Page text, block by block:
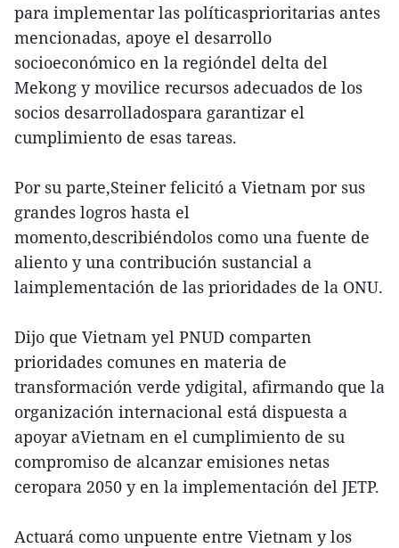
para implementar las políticasprioritarias antes
mencionadas, apoye el desarrollo
socioeconómico en la regióndel delta del
Mekong y movilice recursos adecuados de los
socios desarrolladospara garantizar el
cumplimiento de esas tareas.
Por su parte,Steiner felicitó a Vietnam por sus
grandes logros hasta el
momento,describiéndolos como una fuente de
aliento y una contribución sustancial a
laimplementación de las prioridades de la ONU.
Dijo que Vietnam yel PNUD comparten
prioridades comunes en materia de
transformación verde ydigital, afirmando que la
organización internacional está dispuesta a
apoyar aVietnam en el cumplimiento de su
compromiso de alcanzar emisiones netas
ceropara 2050 y en la implementación del JETP.
Actuará como unpuente entre Vietnam y los